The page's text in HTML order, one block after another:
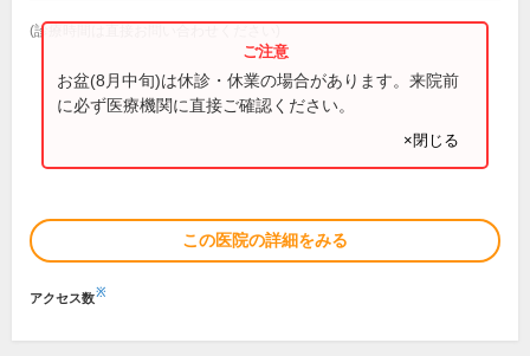
(診療時間は直接お問い合わせください)
お盆(8月中旬)は休診・休業の場合があります。来院前
に必ず医療機関に直接ご確認ください。
×閉じる
この医院の詳細をみる
アクセス数※